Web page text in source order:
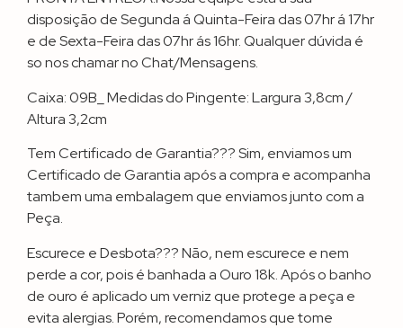
disposição de Segunda á Quinta-Feira das 07hr á 17hr
e de Sexta-Feira das 07hr ás 16hr. Qualquer dúvida é
so nos chamar no Chat/Mensagens.
Caixa: 09B_ Medidas do Pingente: Largura 3,8cm /
Altura 3,2cm
Tem Certificado de Garantia??? Sim, enviamos um
Certificado de Garantia após a compra e acompanha
tambem uma embalagem que enviamos junto com a
Peça.
Escurece e Desbota??? Não, nem escurece e nem
perde a cor, pois é banhada a Ouro 18k. Após o banho
de ouro é aplicado um verniz que protege a peça e
evita alergias. Porém, recomendamos que tome